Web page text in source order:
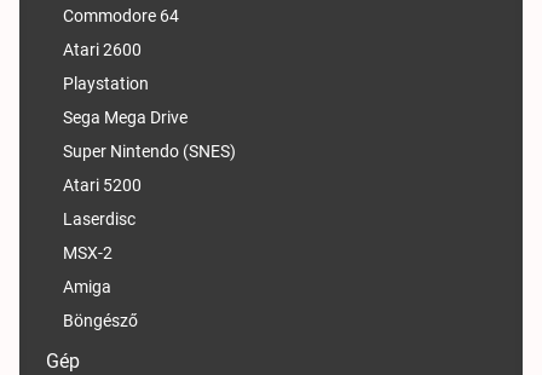
Commodore 64
Atari 2600
Playstation
Sega Mega Drive
Super Nintendo (SNES)
Atari 5200
Laserdisc
MSX-2
Amiga
Böngésző
Gép